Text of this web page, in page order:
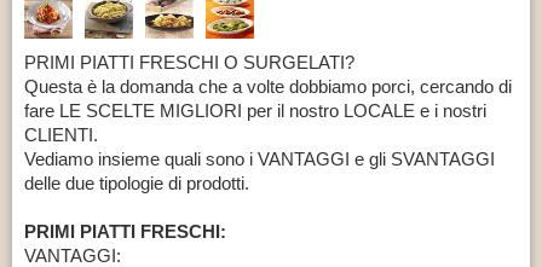
PRIMI PIATTI FRESCHI O SURGELATI?
Questa è la domanda che a volte dobbiamo porci, cercando di
fare LE SCELTE MIGLIORI per il nostro LOCALE e i nostri
CLIENTI.
Vediamo insieme quali sono i VANTAGGI e gli SVANTAGGI
delle due tipologie di prodotti.
PRIMI PIATTI FRESCHI:
VANTAGGI: